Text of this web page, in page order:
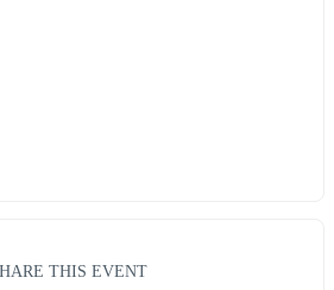
THIS EVENT